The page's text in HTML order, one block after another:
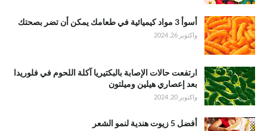
أسوأ 3 مواد كيميائية في طعامك يمكن أن تضر بصحتك
واكتوبر 26, 2024
ارتفعت حالات الإصابة بالبكتيريا آكلة اللحوم في فلوريدا
بعد إعصاري هيلين وميلتون
واكتوبر 20, 2024
أفضل 5 زيوت هندية لنمو الشعر